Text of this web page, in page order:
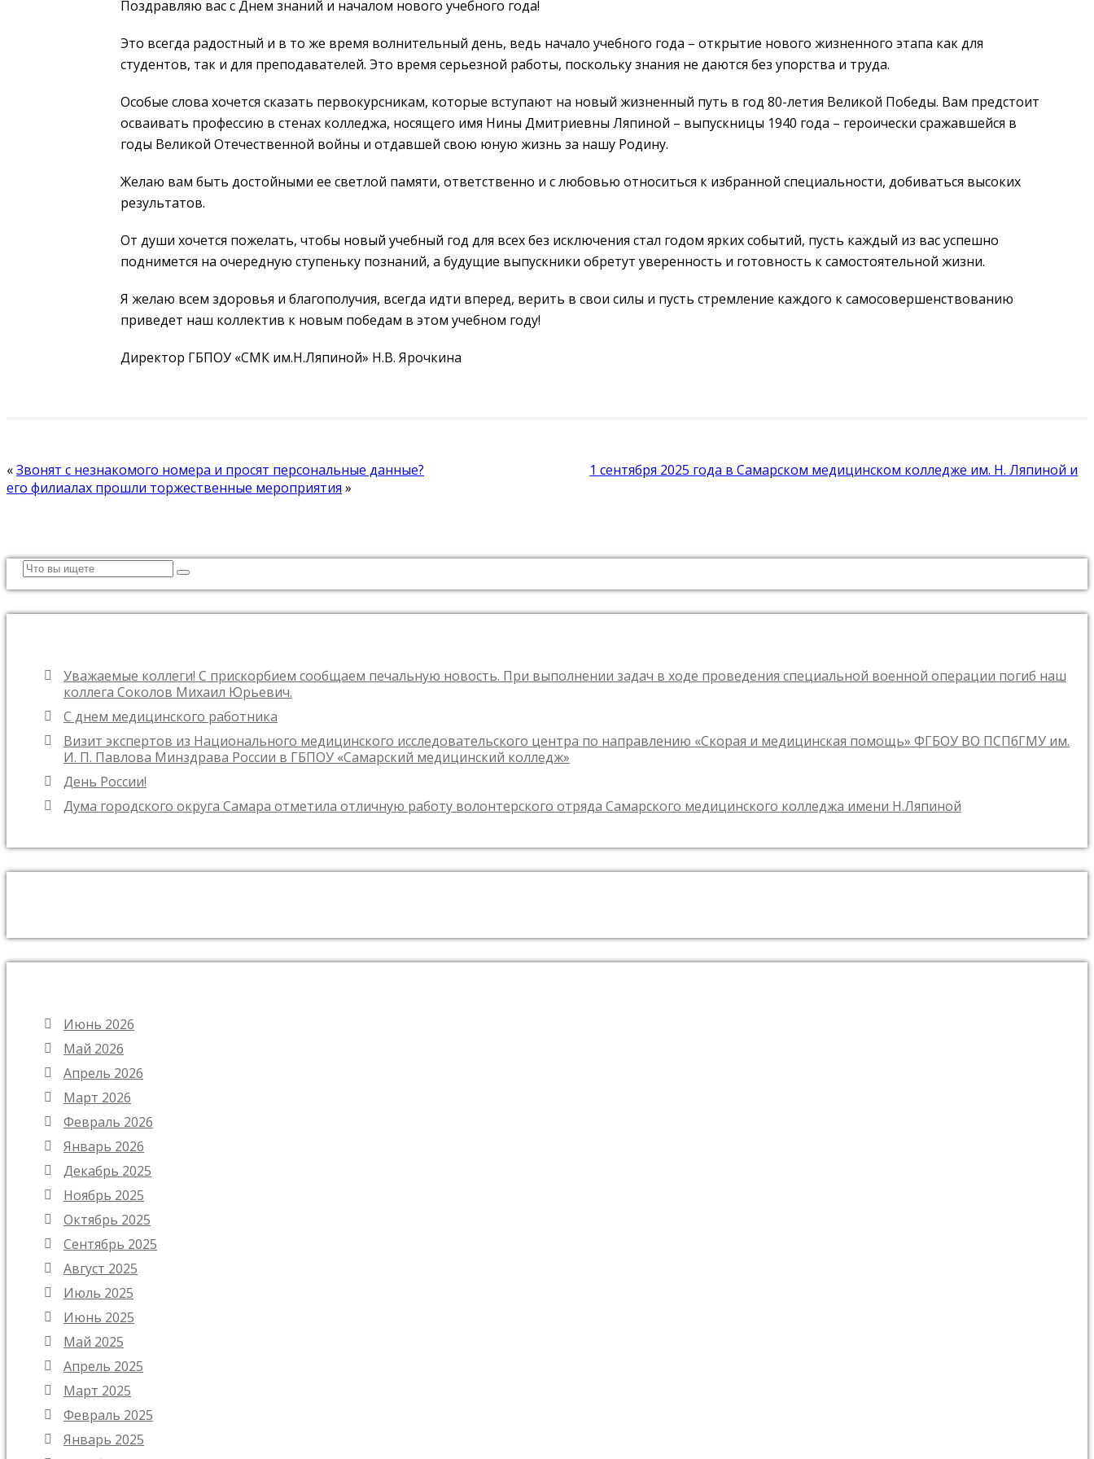
Поздравляю вас с Днем знаний и началом нового учебного года!
Это всегда радостный и в то же время волнительный день, ведь начало учебного года – открытие нового жизненного этапа как для
студентов, так и для преподавателей. Это время серьезной работы, поскольку знания не даются без упорства и труда.
Особые слова хочется сказать первокурсникам, которые вступают на новый жизненный путь в год 80-летия Великой Победы. Вам предстоит
осваивать профессию в стенах колледжа, носящего имя Нины Дмитриевны Ляпиной – выпускницы 1940 года – героически сражавшейся в
годы Великой Отечественной войны и отдавшей свою юную жизнь за нашу Родину.
Желаю вам быть достойными ее светлой памяти, ответственно и с любовью относиться к избранной специальности, добиваться высоких
результатов.
От души хочется пожелать, чтобы новый учебный год для всех без исключения стал годом ярких событий, пусть каждый из вас успешно
поднимется на очередную ступеньку познаний, а будущие выпускники обретут уверенность и готовность к самостоятельной жизни.
Я желаю всем здоровья и благополучия, всегда идти вперед, верить в свои силы и пусть стремление каждого к самосовершенствованию
приведет наш коллектив к новым победам в этом учебном году!
Директор ГБПОУ «СМК им.Н.Ляпиной» Н.В. Ярочкина
«Звонят с незнакомого номера и просят персональные данные?
1 сентября 2025 года в Самарском медицинском колледже им. Н. Ляпиной и
его филиалах прошли торжественные мероприятия »
Уважаемые коллеги! С прискорбием сообщаем печальную новость. При выполнении задач в ходе проведения специальной военной операции погиб наш
коллега Соколов Михаил Юрьевич.
С днем медицинского работника
Визит экспертов из Национального медицинского исследовательского центра по направлению «Скорая и медицинская помощь» ФГБОУ ВО ПСПбГМУ им.
И. П. Павлова Минздрава России в ГБПОУ «Самарский медицинский колледж»
День России!
Дума городского округа Самара отметила отличную работу волонтерского отряда Самарского медицинского колледжа имени Н.Ляпиной
Июнь 2026
Май 2026
Апрель 2026
Март 2026
Февраль 2026
Январь 2026
Декабрь 2025
Ноябрь 2025
Октябрь 2025
Сентябрь 2025
Август 2025
Июль 2025
Июнь 2025
Май 2025
Апрель 2025
Март 2025
Февраль 2025
Январь 2025